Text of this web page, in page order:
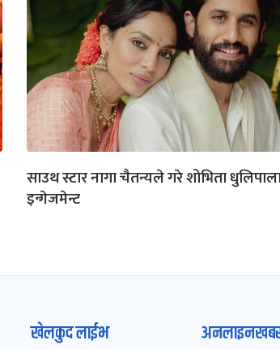
साउथ स्टार नागा चैतन्यले गरे शोभिता
इन्गेजमेन्ट
खेलकुद लाईभ